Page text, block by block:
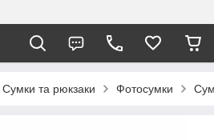
Сумки та рюкзаки Фотосумки